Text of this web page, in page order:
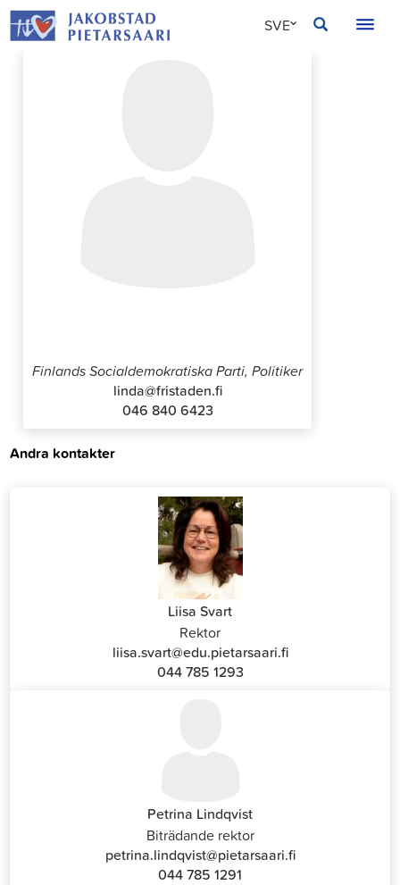
Hoppa
till
SVE
Finlands Socialdemokratiska Parti, Politiker
linda@fristaden.fi
046 840 6423
Andra kontakter
Liisa Svart
Rektor
liisa.svart@edu.pietarsaari.fi
044 785 1293
Petrina Lindqvist
Biträdande rektor
petrina.lindqvist@pietarsaari.fi
044 785 1291